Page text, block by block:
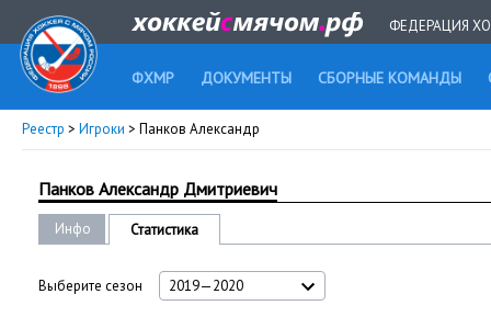
ФЕДЕРАЦИЯ
ФХМР ДОКУМЕНТЫ СБОРНЫЕ КОМАНДЫ
Реестр > Игроки > Панков Александр
Панков Александр Дмитриевич
Инфо Статистика
Выберите сезон 2019—2020